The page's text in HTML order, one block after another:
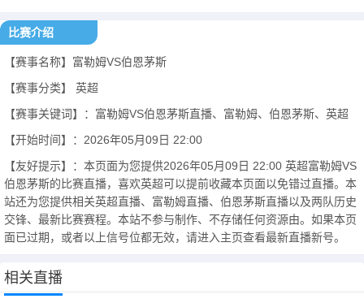
比赛介绍
【赛事名称】富勒姆VS伯恩茅斯
【赛事分类】 英超
【赛事关键词】：富勒姆VS伯恩茅斯直播、富勒姆、伯恩茅斯、英超
【开始时间】：2026年05月09日 22:00
【友好提示】：本页面为您提供2026年05月09日 22:00 英超富勒姆VS
伯恩茅斯的比赛直播，喜欢英超可以提前收藏本页面以免错过直播。本
站还为您提供相关英超直播、富勒姆直播、伯恩茅斯直播以及两队历史
交锋、最新比赛赛程。本站不参与制作、不存储任何资源由。如果本页
面已过期，或者以上信号位都无效，请进入主页查看最新直播新号。
相关直播